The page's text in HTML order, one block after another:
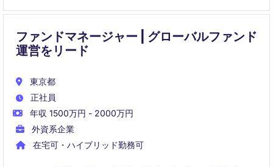
ファンドマネージャー | グローバルファンド
運営をリード
東京都
正社員
年収 1500万円 - 2000万円
外資系企業
在宅可・ハイブリッド勤務可